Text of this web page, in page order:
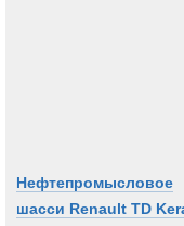
Нефтепромысловое
шасси Renault TD